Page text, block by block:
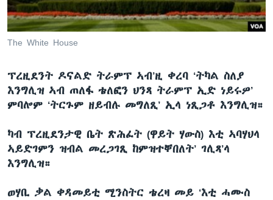
ቂሔ ጽልሚ
ቋንቋታት
The White House
ፕረዚደንት ዶናልድ ትራምፕ ኣብ’ዚ ቀረባ ‘ትካል ስለያ
እንግሊዝ ኣብ ጠለፋ ቴለፎን ህንጻ ትራምፕ ኢድ ነይሩዎ’
ምባሎም ‘ትርጉም ዘይብሉ መግለጺ’ ኢላ ነጺጋቶ እንግሊዝ።
ካብ ፕረዚደንታዊ ቤት ጽሕፈት (ዋይት ሃውስ) እቲ ኣባሃህላ
ኣይድገምን ዝብል መረጋገጺ ከምዝተቐበለት’ ገሊጻ’ላ
እንግሊዝ።
ወሃቢ ቃል ቀዳመይቲ ሚንስትር ቴረዛ መይ ‘እቲ ሓሙስ